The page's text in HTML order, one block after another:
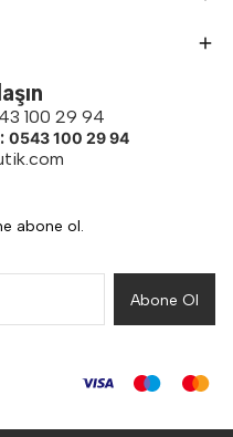
100 29 94
0543 100 29 94
abone ol.
Abone Ol